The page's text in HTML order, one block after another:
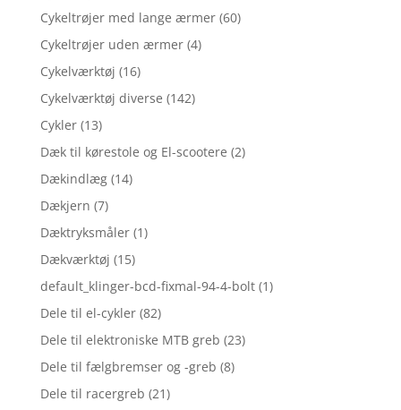
Cykeltrøjer med lange ærmer (60)
Cykeltrøjer uden ærmer (4)
Cykelværktøj (16)
Cykelværktøj diverse (142)
Cykler (13)
Dæk til kørestole og El-scootere (2)
Dækindlæg (14)
Dækjern (7)
Dæktryksmåler (1)
Dækværktøj (15)
default_klinger-bcd-fixmal-94-4-bolt (1)
Dele til el-cykler (82)
Dele til elektroniske MTB greb (23)
Dele til fælgbremser og -greb (8)
Dele til racergreb (21)